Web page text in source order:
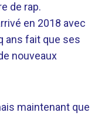
de rap.
en 2018 avec
ans fait que ses
nouveaux
maintenant que